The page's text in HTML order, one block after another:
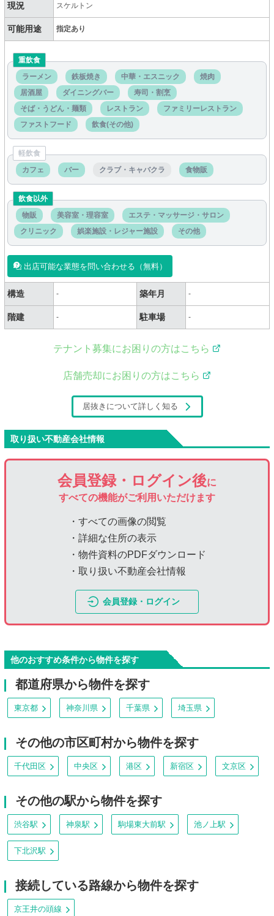
現況 スケルトン
可能用途 指定あり
重飲食
ラーメン
鉄板焼き 中華・エスニック
焼肉
居酒屋
ダイニングバー
寿司・割烹
そば・うどん・麺類
レストラン
ファミリーレストラン
ファストフード
飲食(その他)
軽飲食
カフェ
バー クラブ・キャバクラ 食物販
飲食以外
物販
美容室・理容室
エステ・マッサージ・サロン
クリニック
娯楽施設・レジャー施設 その他
出店可能な業態を問い合わせる（無料）
構造 - 築年月 -
階建 - 駐車場 -
テナント募集にお困りの方はこちら
店舗売却にお困りの方はこちら
居抜きについて詳しく知る
取り扱い不動産会社情報
会員登録・ログイン後に
すべての機能がご利用いただけます
・すべての画像の閲覧
・詳細な住所の表示
・物件資料のPDFダウンロード
・取り扱い不動産会社情報
会員登録・ログイン
他のおすすめ条件から物件を探す
都道府県から物件を探す
東京都 神奈川県 千葉県 埼玉県
その他の市区町村から物件を探す
千代田区 中央区 港区 新宿区 文京区
その他の駅から物件を探す
渋谷駅 神泉駅 駒場東大前駅 池ノ上駅
下北沢駅
接続している路線から物件を探す
京王井の頭線